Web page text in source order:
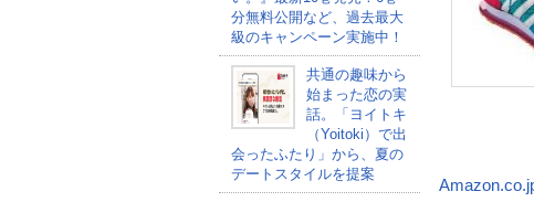
分無料公開など、過去最大
級のキャンペーン実施中！
共通の趣味から
始まった恋の実
話。「ヨイトキ
（Yoitoki）で出
会ったふたり」から、夏の
デートスタイルを提案